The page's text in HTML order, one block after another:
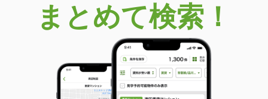
まとめて検索！